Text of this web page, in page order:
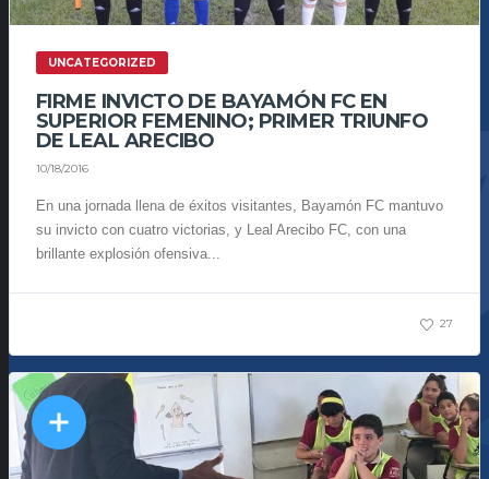
UNCATEGORIZED
FIRME INVICTO DE BAYAMÓN FC EN
SUPERIOR FEMENINO; PRIMER TRIUNFO
DE LEAL ARECIBO
10/18/2016
En una jornada llena de éxitos visitantes, Bayamón FC mantuvo
su invicto con cuatro victorias, y Leal Arecibo FC, con una
brillante explosión ofensiva...
27